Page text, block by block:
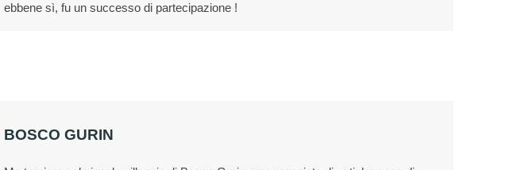
ebbene sì, fu un successo di partecipazione !
BOSCO GURIN